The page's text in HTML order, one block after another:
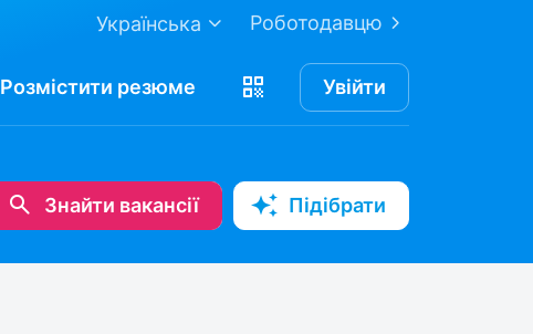
Роботодавцю
Українська
Розмістити резюме Увійти
Знайти вакансії Підібрати